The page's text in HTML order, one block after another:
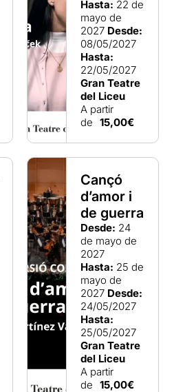
Hasta: 22 de
mayo de
2027 Desde:
08/05/2027
Hasta:
22/05/2027
Gran Teatre
del Liceu
A partir
de 15,00€
Cançó
d’amor i
de guerra
Desde: 24
de mayo de
2027
Hasta: 25 de
mayo de
2027 Desde:
24/05/2027
Hasta:
25/05/2027
Gran Teatre
del Liceu
A partir
de 15,00€